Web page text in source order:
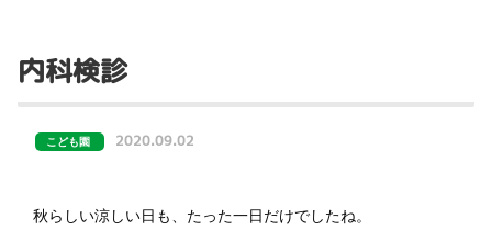
内科検診
こども園 2020.09.02
秋らしい涼しい日も、たった一日だけでしたね。